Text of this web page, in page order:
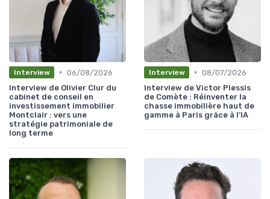
Interview • 06/08/2026
Interview de Olivier Clur du
cabinet de conseil en
investissement immobilier
Montclair : vers une
stratégie patrimoniale de
long terme
Interview • 08/07/2026
Interview de Victor Plessis
de Comète : Réinventer la
chasse immobilière haut de
gamme à Paris grâce à l’IA